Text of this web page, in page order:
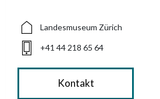
Landesmuseum Zürich
+41 44 218 65 64
Kontakt